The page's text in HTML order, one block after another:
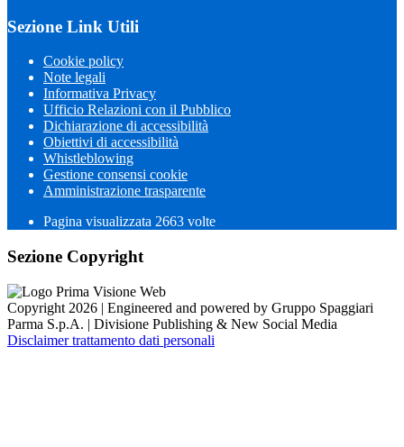
Sezione Link Utili
Cookie policy
Note legali
Informativa Privacy
Ufficio Relazioni con il Pubblico
Dichiarazione di accessibilità
Obiettivi di accessibilità
Whistleblowing
Gestione consensi cookie
Amministrazione trasparente
Pagina visualizzata 2663 volte
Sezione Copyright
Copyright 2026 | Engineered and powered by Gruppo Spaggiari
Parma S.p.A. | Divisione Publishing & New Social Media
Disclaimer trattamento dati personali